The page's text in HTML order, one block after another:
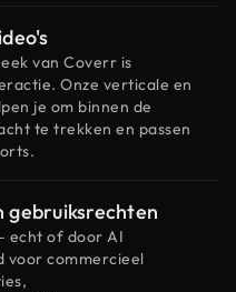
van Coverr is
Onze verticale en
je om binnen de
te trekken en passen
gebruiksrechten
echt of door AI
voor commercieel